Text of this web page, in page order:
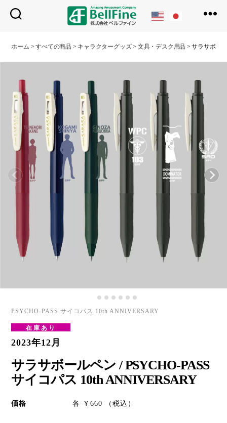
フ
イ
ホーム >すべての商品 > キャラクターグッズ> 文具・デスク用品 >サラサボー
PSYCHO-PASS サイコパス 10th ANNIVERSARY
在庫あり
2023年12月
サラサボールペン / PSYCHO-PASS
サイコパス 10th ANNIVERSARY
価格 各 ￥660 （税込）